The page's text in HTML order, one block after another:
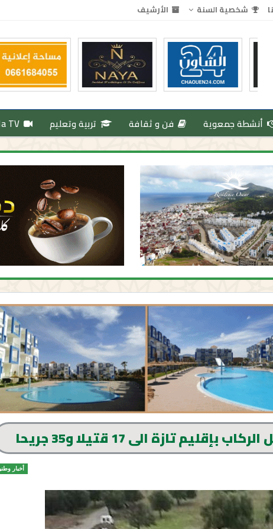
شخصية السنة الأرشيف
أنشطة جمعوية فن و ثقافة تربية وتعليم TV
تازة الى 17 قتيلا و35 جريحا
أخبار